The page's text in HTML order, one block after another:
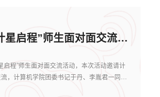
计算机学院开展第一期“计星启程”师生面对面交流活动
程”师生面对面交流活动，本次活动邀请计
，计算机学院团委书记于丹、李胤君一同参